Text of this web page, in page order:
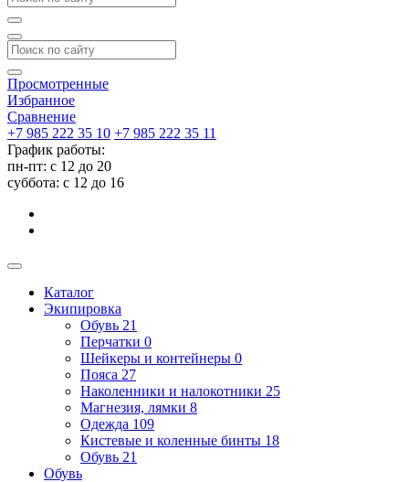
Просмотренные
Избранное
Сравнение
+7 985 222 35 10 +7 985 222 35 11
График работы:
пн-пт: с 12 до 20
суббота: c 12 до 16
Каталог
Экипировка
Обувь 21
Перчатки 0
Шейкеры и контейнеры 0
Пояса 27
Наколенники и налокотники 25
Магнезия, лямки 8
Одежда 109
Кистевые и коленные бинты 18
Обувь 21
Обувь